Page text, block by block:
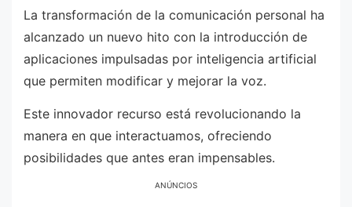
La transformación de la comunicación personal ha
alcanzado un nuevo hito con la introducción de
aplicaciones impulsadas por inteligencia artificial
que permiten modificar y mejorar la voz.
Este innovador recurso está revolucionando la
manera en que interactuamos, ofreciendo
posibilidades que antes eran impensables.
ANÚNCIOS